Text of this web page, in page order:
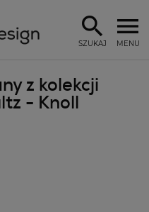
MENU
SZUKAJ
z kolekcji
- Knoll